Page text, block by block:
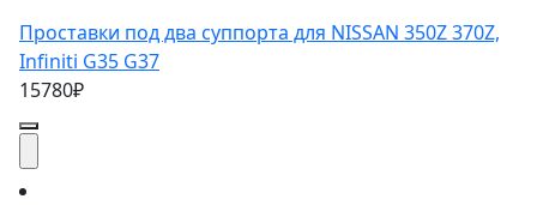
Проставки под два суппорта для NISSAN 350Z 370Z,
Infiniti G35 G37
15780₽